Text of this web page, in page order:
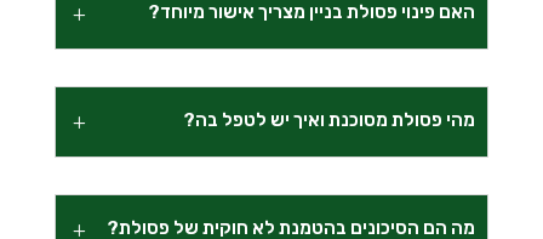
האם פינוי פסולת בניין מצריך אישור מיוחד?
מהי פסולת מסוכנת ואיך יש לטפל בה?
מה הם הסיכונים בהטמנת לא חוקית של פסולת?